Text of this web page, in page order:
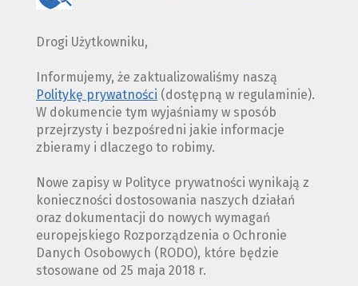
Drogi Użytkowniku,
Informujemy, że zaktualizowaliśmy naszą
Politykę prywatności (dostępną w regulaminie).
W dokumencie tym wyjaśniamy w sposób
przejrzysty i bezpośredni jakie informacje
zbieramy i dlaczego to robimy.
Nowe zapisy w Polityce prywatności wynikają z
konieczności dostosowania naszych działań
oraz dokumentacji do nowych wymagań
europejskiego Rozporządzenia o Ochronie
Danych Osobowych (RODO), które będzie
stosowane od 25 maja 2018 r.